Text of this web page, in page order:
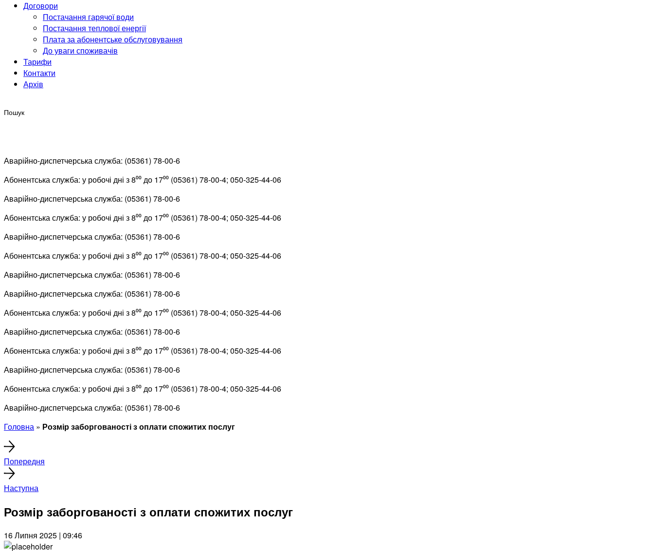
Договори
Постачання гарячої води
Постачання теплової енергії
Плата за абонентське обслуговування
До уваги споживачів
Тарифи
Контакти
Архів
Аварійно-диспетчерська служба: (05361) 78-00-6
Абонентська служба: у робочі дні з 8⁰⁰ до 17⁰⁰ (05361) 78-00-4; 050-325-44-06
Аварійно-диспетчерська служба: (05361) 78-00-6
Абонентська служба: у робочі дні з 8⁰⁰ до 17⁰⁰ (05361) 78-00-4; 050-325-44-06
Аварійно-диспетчерська служба: (05361) 78-00-6
Абонентська служба: у робочі дні з 8⁰⁰ до 17⁰⁰ (05361) 78-00-4; 050-325-44-06
Аварійно-диспетчерська служба: (05361) 78-00-6
Аварійно-диспетчерська служба: (05361) 78-00-6
Абонентська служба: у робочі дні з 8⁰⁰ до 17⁰⁰ (05361) 78-00-4; 050-325-44-06
Аварійно-диспетчерська служба: (05361) 78-00-6
Абонентська служба: у робочі дні з 8⁰⁰ до 17⁰⁰ (05361) 78-00-4; 050-325-44-06
Аварійно-диспетчерська служба: (05361) 78-00-6
Абонентська служба: у робочі дні з 8⁰⁰ до 17⁰⁰ (05361) 78-00-4; 050-325-44-06
Аварійно-диспетчерська служба: (05361) 78-00-6
Головна » Розмір заборгованості з оплати спожитих послуг
Попередня
Наступна
Розмір заборгованості з оплати спожитих послуг
16 Липня 2025 | 09:46